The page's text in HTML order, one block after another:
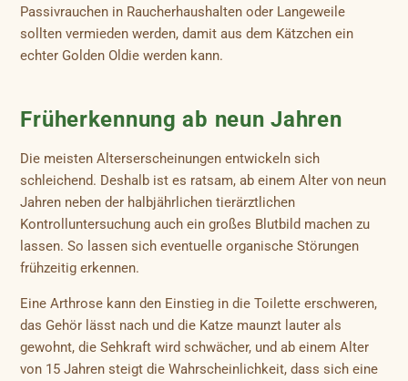
Passivrauchen in Raucherhaushalten oder Langeweile
sollten vermieden werden, damit aus dem Kätzchen ein
echter Golden Oldie werden kann.
Früherkennung ab neun Jahren
Die meisten Alterserscheinungen entwickeln sich
schleichend. Deshalb ist es ratsam, ab einem Alter von neun
Jahren neben der halbjährlichen tierärztlichen
Kontrolluntersuchung auch ein großes Blutbild machen zu
lassen. So lassen sich eventuelle organische Störungen
frühzeitig erkennen.
Eine Arthrose kann den Einstieg in die Toilette erschweren,
das Gehör lässt nach und die Katze maunzt lauter als
gewohnt, die Sehkraft wird schwächer, und ab einem Alter
von 15 Jahren steigt die Wahrscheinlichkeit, dass sich eine